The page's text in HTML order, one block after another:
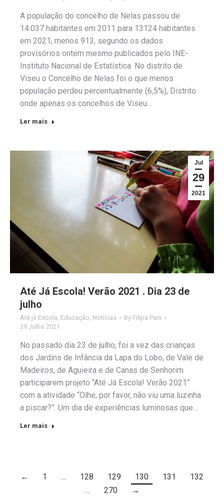
A população do concelho de Nelas passou de
14.037 habitantes em 2011 para 13124 habitantes
em 2021, menos 913, segundo os dados
provisórios ontem mesmo publicados pelo INE-
Instituto Nacional de Estatística. No distrito de
Viseu o Concelho de Nelas foi o que menos
população perdeu percentualmente (6,5%), Distrito
onde apenas os concelhos de Viseu…
Ler mais
Jul
29
2021
Até Já Escola! Verão 2021 . Dia 23 de
julho
Até já Escola Educação Notícias By Filipa Pais
29 Julho 2021
No passado dia 23 de julho, foi a vez das crianças
dos Jardins de Infância da Lapa do Lobo, de Vale de
Madeiros, de Aguieira e de Canas de Senhorim
participarem projeto “Até Já Escola! Verão 2021”
com a atividade “Olhe, por favor, não viu uma luzinha
a piscar?”. Um dia de experiências luminosas que…
Ler mais
← 1 … 128 129 130 131
132
…
270 →